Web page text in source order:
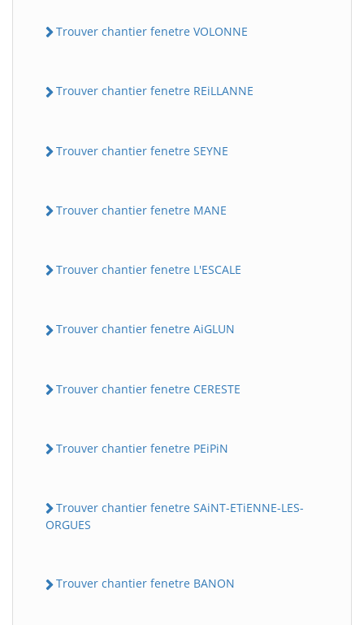
Trouver chantier fenetre VOLONNE
Trouver chantier fenetre REiLLANNE
Trouver chantier fenetre SEYNE
Trouver chantier fenetre MANE
Trouver chantier fenetre L'ESCALE
Trouver chantier fenetre AiGLUN
Trouver chantier fenetre CERESTE
Trouver chantier fenetre PEiPiN
Trouver chantier fenetre SAiNT-ETiENNE-LES-
ORGUES
Trouver chantier fenetre BANON